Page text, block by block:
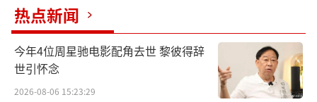
月，参加湖南卫视青年舞者竞技节目《舞蹈风
暴》，随后，与时代峰峻签约，正式开启个人
星途。2020年3月，参加腾讯视频能量女团成长
综艺节目《创造营2020》，最终以第7名的成绩
热点新闻
今年4位周星驰电影配角去世 黎彼得辞
世引怀念
2026-08-06 15:23:29